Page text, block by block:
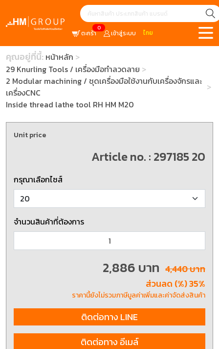
0
ตะกร้า เข้าสู่ระบบ ไทย
คุณอยู่ที่นี้: หน้าหลัก
29 Knurling Tools / เครื่องมือทำลวดลาย
2 Modular machining / ชุดเครื่องมือใช้งานกับเครื่องจักรและ
เครื่องCNC
Inside thread lathe tool RH HM M20
Unit price
Article no. : 297185 20
กรุณาเลือกไซส์
จำนวนสินค้าที่ต้องการ
2,886 บาท 4,440 บาท
ส่วนลด (%) 35%
ราคานี้ยังไม่รวมภาษีมูลค่าเพิ่มและค่าจัดส่งสินค้า
ติดต่อทาง LINE
ติดต่อทาง อีเมล์